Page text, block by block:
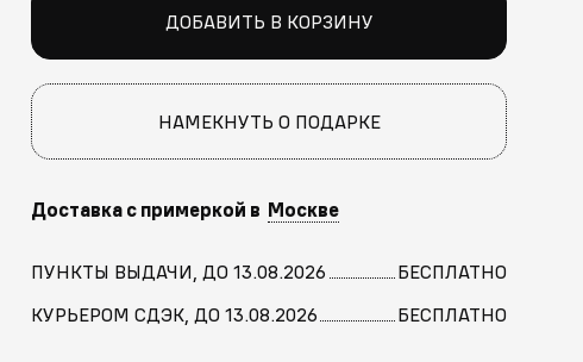
ДОБАВИТЬ В КОРЗИНУ
НАМЕКНУТЬ О ПОДАРКЕ
Доставка с примеркой в Москве
ПУНКТЫ ВЫДАЧИ, ДО 13.08.2026
БЕСПЛАТНО
КУРЬЕРОМ СДЭК, ДО 13.08.2026
БЕСПЛАТНО